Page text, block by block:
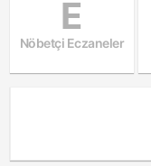
E
Nöbetçi Eczaneler